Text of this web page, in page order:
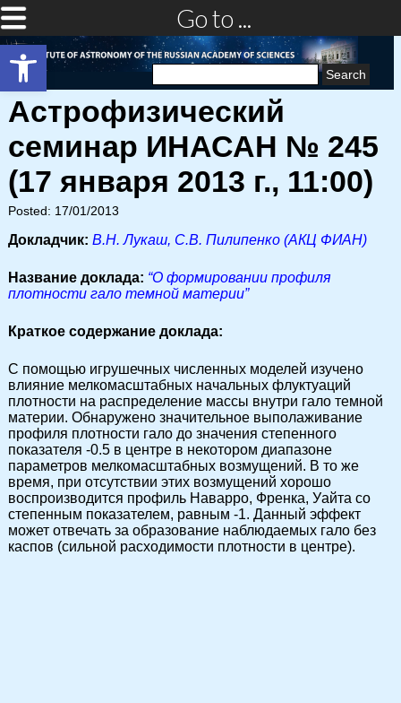
Open toolbar
Go to ...
Search
Астрофизический
семинар ИНАСАН № 245
(17 января 2013 г., 11:00)
Posted: 17/01/2013
Докладчик: В.Н. Лукаш, С.В. Пилипенко (АКЦ ФИАН)
Название доклада: “О формировании профиля
плотности гало темной материи”
Краткое содержание доклада:
С помощью игрушечных численных моделей изучено
влияние мелкомасштабных начальных флуктуаций
плотности на распределение массы внутри гало темной
материи. Обнаружено значительное выполаживание
профиля плотности гало до значения степенного
показателя -0.5 в центре в некотором диапазоне
параметров мелкомасштабных возмущений. В то же
время, при отсутствии этих возмущений хорошо
воспроизводится профиль Наварро, Френка, Уайта со
степенным показателем, равным -1. Данный эффект
может отвечать за образование наблюдаемых гало без
каспов (сильной расходимости плотности в центре).